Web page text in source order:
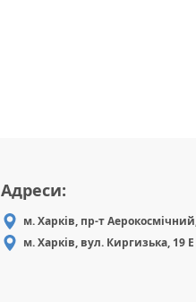
Адреси:
м. Харків, пр-т
м. Харків, вул. Киргизька, 19 Е